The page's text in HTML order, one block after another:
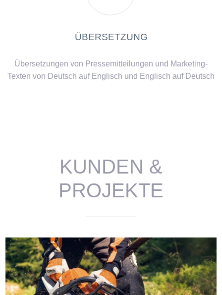
ÜBERSETZUNG
Übersetzungen von Pressemitteilungen und Marketing-
Texten von Deutsch auf Englisch und Englisch auf Deutsch
KUNDEN &
PROJEKTE